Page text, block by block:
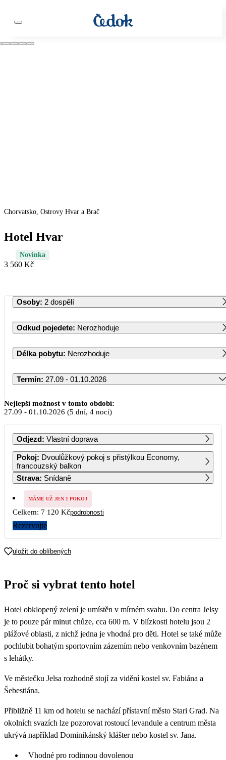
Chorvatsko, Ostrovy Hvar a Brač
Hotel Hvar
Novinka
3 560 Kč
Osoby: 2 dospělí
Odkud pojedete: Nerozhoduje
Délka pobytu: Nerozhoduje
Termín: 27.09 - 01.10.2026
Září 2026
PO ÚT ST ČT PÁ SO NE
1 2 3 4 5 6
7
3 560
28
Nejlepší možnost v tomto období:
27.09 - 01.10.2026 (5 dní, 4 noci)
Odjezd: Vlastní doprava
Pokoj: Dvoulůžkový pokoj s přistýlkou Economy,
francouzský balkon
Strava: Snídaně
MÁME UŽ JEN 1 POKOJ
Celkem: 7 120 Kčpodrobnosti
Rezervujte
uložit do oblíbených
Proč si vybrat tento hotel
Hotel obklopený zelení je umístěn v mírném svahu. Do centra Jelsy
je to pouze pár minut chůze, cca 600 m. V blízkosti hotelu jsou 2
plážové oblasti, z nichž jedna je vhodná pro děti. Hotel se také může
pochlubit bohatým sportovním zázemím nebo venkovním bazénem
s lehátky.
Ve městečku Jelsa rozhodně stojí za vidění kostel sv. Fabiána a
Šebestiána.
Přibližně 11 km od hotelu se nachází přístavní město Stari Grad. Na
okolních svazích lze pozorovat rostoucí levandule a centrum města
ukrývá například Dominikánský klášter nebo kostel sv. Jana.
Vhodné pro rodinnou dovolenou